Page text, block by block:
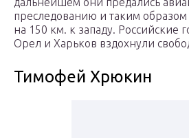
преследованию и таким
на 150 км. к западу. Российские
Орел и Харьков вздохнули
Тимофей Хрюкин